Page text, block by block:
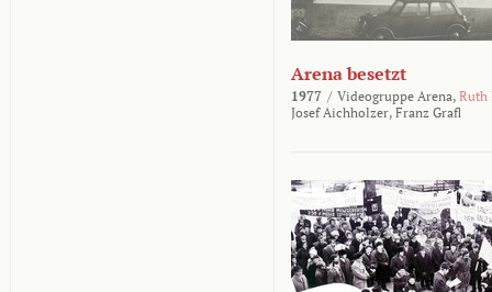
Arena besetzt
1977 / Videogruppe Arena, Ruth
Josef Aichholzer, Franz Grafl